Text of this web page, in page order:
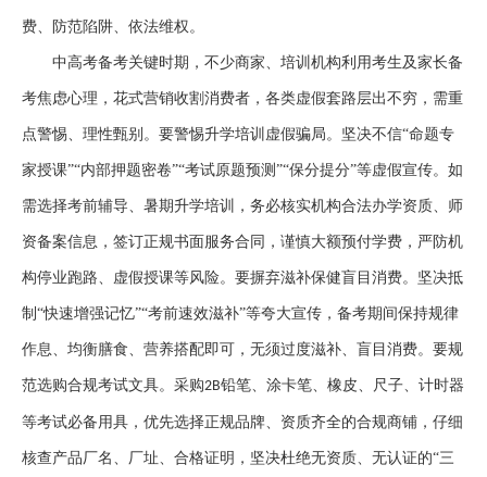
费、防范陷阱、依法维权。
中高考备考关键时期，不少商家、培训机构利用考生及家长备
考焦虑心理，花式营销收割消费者，各类虚假套路层出不穷，需重
点警惕、理性甄别。要警惕升学培训虚假骗局。坚决不信“命题专
家授课”“内部押题密卷”“考试原题预测”“保分提分”等虚假宣传。如
需选择考前辅导、暑期升学培训，务必核实机构合法办学资质、师
资备案信息，签订正规书面服务合同，谨慎大额预付学费，严防机
构停业跑路、虚假授课等风险。要摒弃滋补保健盲目消费。坚决抵
制“快速增强记忆”“考前速效滋补”等夸大宣传，备考期间保持规律
作息、均衡膳食、营养搭配即可，无须过度滋补、盲目消费。要规
范选购合规考试文具。采购2B铅笔、涂卡笔、橡皮、尺子、计时器
等考试必备用具，优先选择正规品牌、资质齐全的合规商铺，仔细
核查产品厂名、厂址、合格证明，坚决杜绝无资质、无认证的“三